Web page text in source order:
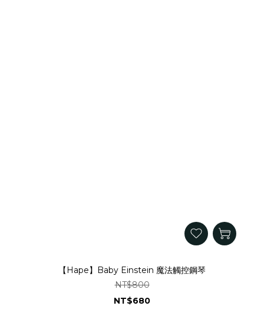
【Hape】Baby Einstein 魔法觸控鋼琴
NT$800
NT$680